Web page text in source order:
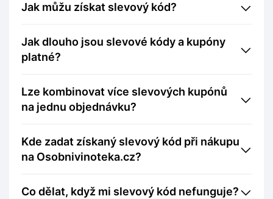
Jak můžu získat slevový kód?
Jak dlouho jsou slevové kódy a kupóny
platné?
Lze kombinovat více slevových kupónů
na jednu objednávku?
Kde zadat získaný slevový kód při nákupu
na Osobnivinoteka.cz?
Co dělat, když mi slevový kód nefunguje?